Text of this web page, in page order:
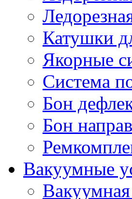
Катушки
Якорные
Система
Бон
Бон
Вакуумные